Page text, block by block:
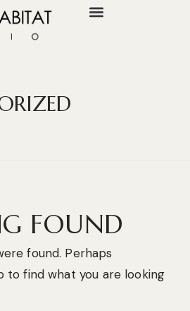
FOUND
found. Perhaps
to find what you are looking